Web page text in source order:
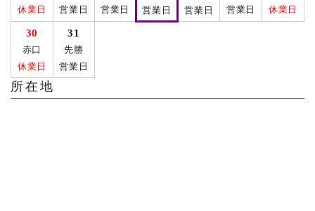
休業日
営業日
営業日
営業日
営業日
営業日
休業日
30
赤口
休業日
31
先勝
営業日
所在地